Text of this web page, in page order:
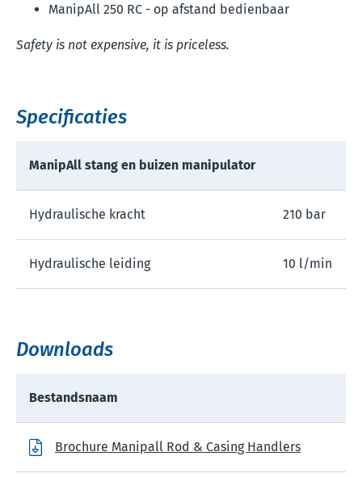
ManipAll 250 RC - op afstand bedienbaar
Safety is not expensive, it is priceless.
Specificaties
ManipAll stang en buizen manipulator
Hydraulische kracht 210 bar
Hydraulische leiding 10 l/min
Downloads
Bestandsnaam
Brochure Manipall Rod & Casing Handlers